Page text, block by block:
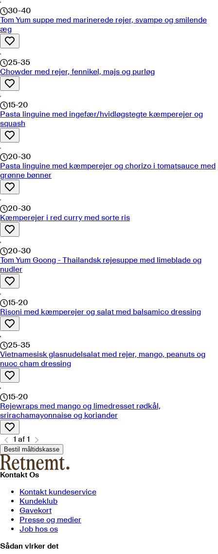
30-40
Tom Yum suppe med marinerede rejer, svampe og smilende
æg
25-35
Chowder med rejer, fennikel, majs og purløg
15-20
Pasta linguine med ingefær/hvidløgstegte kæmperejer og
squash
20-30
Pasta linguine med kæmperejer og chorizo i tomatsauce med
grønne bønner
20-30
Kæmperejer i red curry med sorte ris
20-30
Tom Yum Goong - Thailandsk rejesuppe med limeblade og
nudler
15-20
Risoni med kæmperejer og salat med balsamico dressing
25-35
Vietnamesisk glasnudelsalat med rejer, mango, peanuts og
nuoc cham dressing
15-20
Rejewraps med mango og limedresset rødkål,
srirachamayonnaise og koriander
1 af 1
Bestil måltidskasse
Kontakt Os
Kontakt kundeservice
Kundeklub
Gavekort
Presse og medier
Job hos os
Sådan virker det